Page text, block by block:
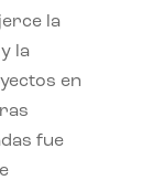
la
la
en
fue